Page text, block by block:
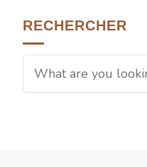
RECHERCHER